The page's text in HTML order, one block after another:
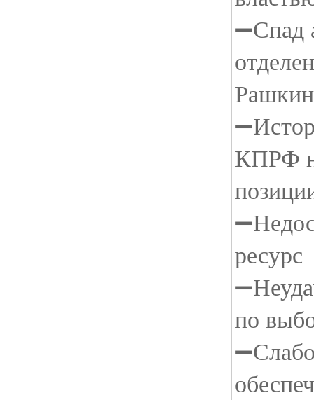
➖Спад
КПРФ
ресурс
по